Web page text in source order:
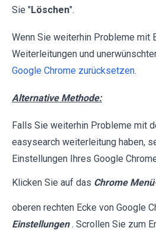
Sie "Löschen".
Wenn Sie weiterhin Probleme mit
Weiterleitungen und
Google Chrome zurücksetzen.
Alternative Methode:
Falls Sie weiterhin Probleme mit
easysearch weiterleitung haben,
Einstellungen Ihres Google
Klicken Sie auf das Chrome
oberen rechten Ecke von Google
Einstellungen . Scrollen Sie zum